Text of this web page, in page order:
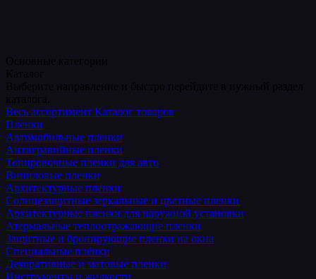
Весь ассортимент Каталог товаров
Пленки
Автомобильные пленки
Антигравийные пленки
Тонировочные пленки для авто
Виниловые пленки
Архитектурные пленки
Солнцезащитные зеркальные и цветные пленки
Архитектурные пленки для наружной установки
Атермальные теплоотражающие пленки
Защитные и бронирующие пленки на окна
Специальные плёнки
Декоративные и матовые пленки
Инструменты и жидкости